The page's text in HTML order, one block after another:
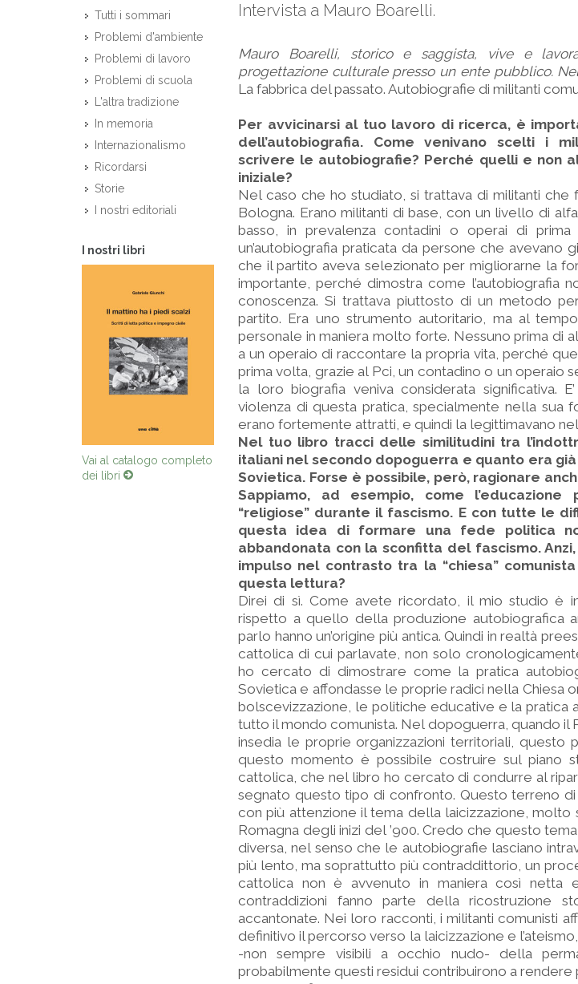
Tutti i sommari
Problemi d'ambiente
Problemi di lavoro
Problemi di scuola
L'altra tradizione
In memoria
Internazionalismo
Ricordarsi
Storie
I nostri editoriali
I nostri libri
Vai al catalogo completo
dei libri
Intervista a Mauro Boarelli.
Mauro Boarelli, storico e saggista, vive e
progettazione culturale presso un ente pubblico.
La fabbrica del passato. Autobiografie di militanti
Per avvicinarsi al tuo lavoro di ricerca, è
dell’autobiografia. Come venivano scelti i
scrivere le autobiografie? Perché quelli e non
iniziale?
Nel caso che ho studiato, si trattava di militanti
Bologna. Erano militanti di base, con un livello di
basso, in prevalenza contadini o operai di
un’autobiografia praticata da persone che avevano
che il partito aveva selezionato per migliorarne la
importante, perché dimostra come l’autobiografia
conoscenza. Si trattava piuttosto di un metodo
partito. Era uno strumento autoritario, ma al
personale in maniera molto forte. Nessuno prima di
a un operaio di raccontare la propria vita, perché
prima volta, grazie al Pci, un contadino o un operaio
la loro biografia veniva considerata significativa.
violenza di questa pratica, specialmente nella sua
erano fortemente attratti, e quindi la legittimavano
Nel tuo libro tracci delle similitudini tra
italiani nel secondo dopoguerra e quanto era già
Sovietica. Forse è possibile, però, ragionare
Sappiamo, ad esempio, come
“religiose” durante il fascismo. E con tutte le
questa idea di formare una fede politica
abbandonata con la sconfitta del fascismo.
impulso nel contrasto tra la “chiesa”
questa lettura?
Direi di sì. Come avete ricordato, il mio studio è
rispetto a quello della produzione autobiografica
parlo hanno un’origine più antica. Quindi in realtà
cattolica di cui parlavate, non solo
ho cercato di dimostrare come la pratica
Sovietica e affondasse le proprie radici nella Chiesa
bolscevizzazione, le politiche educative e la pratica
tutto il mondo comunista. Nel dopoguerra, quando il
insedia le proprie organizzazioni territoriali, questo
questo momento è possibile costruire sul piano
cattolica, che nel libro ho cercato di condurre al
segnato questo tipo di confronto. Questo terreno
con più attenzione il tema della laicizzazione, molto
Romagna degli inizi del ’900. Credo che questo
diversa, nel senso che le autobiografie lasciano
più lento, ma soprattutto più contraddittorio, un
cattolica non è avvenuto in maniera così netta
contraddizioni fanno parte della ricostruzione
accantonate. Nei loro racconti, i militanti comunisti
definitivo il percorso verso la laicizzazione e
-non sempre visibili a occhio nudo- della
probabilmente questi residui contribuirono a